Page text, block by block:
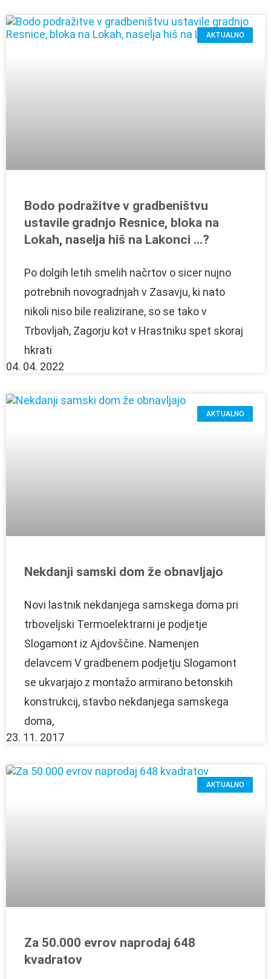
AKTUALNO
Bodo podražitve v gradbeništvu
ustavile gradnjo Resnice, bloka na
Lokah, naselja hiš na Lakonci …?
Po dolgih letih smelih načrtov o sicer nujno
potrebnih novogradnjah v Zasavju, ki nato
nikoli niso bile realizirane, so se tako v
Trbovljah, Zagorju kot v Hrastniku spet skoraj
hkrati
04. 04. 2022
AKTUALNO
Nekdanji samski dom že obnavljajo
Novi lastnik nekdanjega samskega doma pri
trboveljski Termoelektrarni je podjetje
Slogamont iz Ajdovščine. Namenjen
delavcem V gradbenem podjetju Slogamont
se ukvarjajo z montažo armirano betonskih
konstrukcij, stavbo nekdanjega samskega
doma,
23. 11. 2017
AKTUALNO
Za 50.000 evrov naprodaj 648
kvadratov